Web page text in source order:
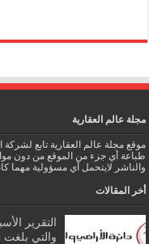
مجلة عالم العقارية
موقع مجلة عالم العقارية تابع لشركة
طباعة أي جزء من الموقع من دون
والناشر لايتحمل أي مسؤولية مهما
أخر المقالات
التقرير
والتي بلغت 4.8 مليار درهم